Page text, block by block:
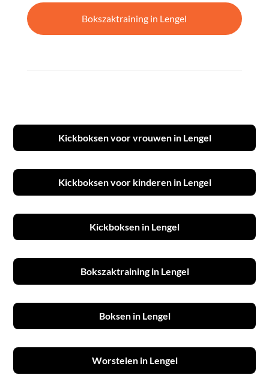
Bokszaktraining in Lengel
Kickboksen voor vrouwen in Lengel
Kickboksen voor kinderen in Lengel
Kickboksen in Lengel
Bokszaktraining in Lengel
Boksen in Lengel
Worstelen in Lengel